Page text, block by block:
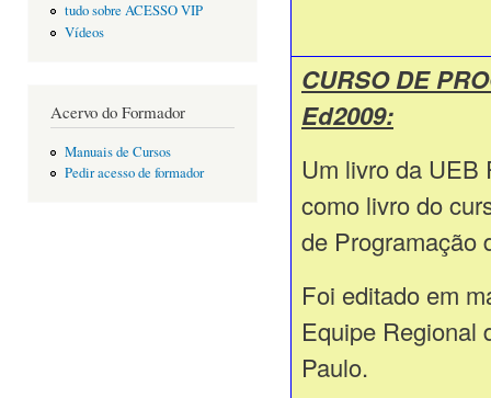
tudo sobre ACESSO VIP
Vídeos
Acervo do Formador
Manuais de Cursos
Pedir acesso de formador
CURSO DE
Ed2009:
Um livro da UEB
como livro do
de Programação
Foi editado em
Equipe Regional
Paulo.